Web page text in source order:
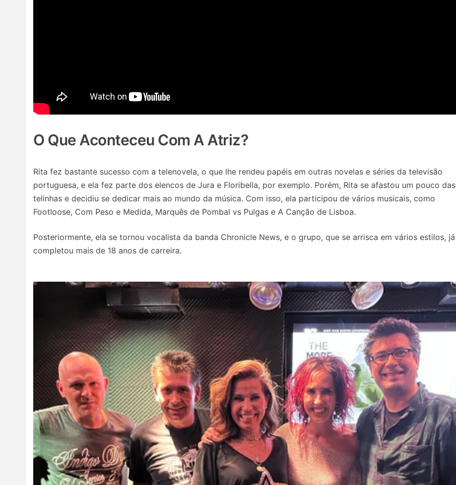
O Que Aconteceu Com A Atriz?
Rita fez bastante sucesso com a telenovela, o que lhe rendeu papéis em outras novelas e séries da televisão
portuguesa, e ela fez parte dos elencos de Jura e Floribella, por exemplo. Porém, Rita se afastou um pouco das
telinhas e decidiu se dedicar mais ao mundo da música. Com isso, ela participou de vários musicais, como
Footloose, Com Peso e Medida, Marquês de Pombal vs Pulgas e A Canção de Lisboa.
Posteriormente, ela se tornou vocalista da banda Chronicle News, e o grupo, que se arrisca em vários estilos, já
completou mais de 18 anos de carreira.